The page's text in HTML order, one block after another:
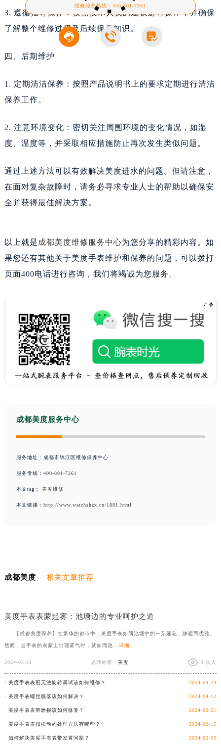
维修服务热线：400-801-7361
  
3. 遵循指导操作：按照技术人员的建议进行操作，并确保
了解整个维修过程及后续保养知识。
四、后期维护
1. 定期清洁保养：按照产品说明书上的要求定期进行清洁
保养工作。
2. 注意环境变化：密切关注周围环境的变化情况，如湿
度、温度等，并采取相应措施防止再次发生类似问题。
通过上述方法可以有效解决美度进水的问题。但请注意，
在面对复杂故障时，请务必寻求专业人士的帮助以确保安
全并获得最佳解决方案。
以上就是 成都美度维修服务中心为您分享的精彩内容。如
果您还有其他关于美度手表维护和保养的问题，可以拨打
页面400电话进行咨询，我们将竭诚为您服务。
成都美度服务中心
服务地址：成都市锦江区维修保养中心
服务专线： 400-801-7361
本文tag： 美度维修
本文链接： http://www.watchshzx.cn/1881.html
成都美度 —相关文章推荐
美度手表表蒙起雾：池塘边的专业呵护之道
【成都美度保养】在繁华的都市中，美度手表如同池塘中的一朵莲花，静谧而优雅。
然而，当手表的表蒙上出现雾气时，就如同池... 详细
2024-05-31 品牌标签：美度 3 次人
· 美度手表表冠无法旋转调试该如何维修？ 2024-04-24
· 美度手表螺丝脱落该如何解决？ 2024-04-12
· 美度手表表带磨损该如何修复？ 2024-02-21
· 美度手表表扣松动的处理方法有哪些？ 2024-02-15
· 如何解决美度手表表带发黄问题？ 2024-02-03